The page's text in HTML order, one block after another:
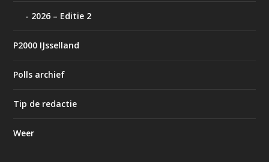
2026 – Editie 2
P2000 IJsselland
Polls archief
Tip de redactie
Weer